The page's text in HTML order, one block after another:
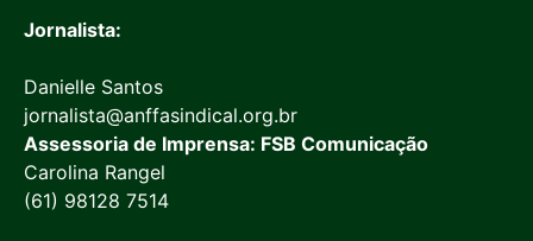
Jornalista:
Danielle Santos
jornalista@anffasindical.org.br
Assessoria de Imprensa: FSB Comunicação
Carolina Rangel
(61) 98128 7514